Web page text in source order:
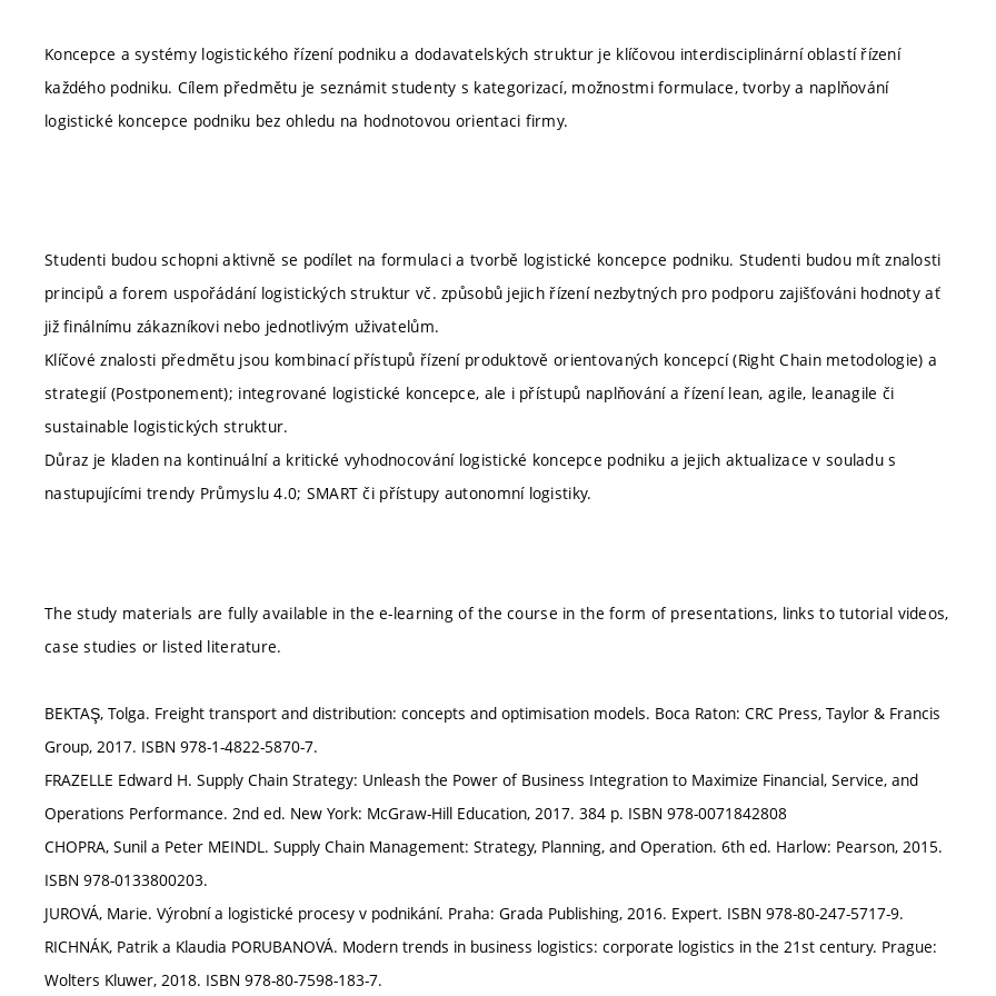
Koncepce a systémy logistického řízení podniku a dodavatelských struktur je klíčovou interdisciplinární oblastí řízení
každého podniku. Cílem předmětu je seznámit studenty s kategorizací, možnostmi formulace, tvorby a naplňování
logistické koncepce podniku bez ohledu na hodnotovou orientaci firmy.
Studenti budou schopni aktivně se podílet na formulaci a tvorbě logistické koncepce podniku. Studenti budou mít znalosti
principů a forem uspořádání logistických struktur vč. způsobů jejich řízení nezbytných pro podporu zajišťováni hodnoty ať
již finálnímu zákazníkovi nebo jednotlivým uživatelům.
Klíčové znalosti předmětu jsou kombinací přístupů řízení produktově orientovaných koncepcí (Right Chain metodologie) a
strategií (Postponement); integrované logistické koncepce, ale i přístupů naplňování a řízení lean, agile, leanagile či
sustainable logistických struktur.
Důraz je kladen na kontinuální a kritické vyhodnocování logistické koncepce podniku a jejich aktualizace v souladu s
nastupujícími trendy Průmyslu 4.0; SMART či přístupy autonomní logistiky.
The study materials are fully available in the e-learning of the course in the form of presentations, links to tutorial videos,
case studies or listed literature.
BEKTAŞ, Tolga. Freight transport and distribution: concepts and optimisation models. Boca Raton: CRC Press, Taylor & Francis
Group, 2017. ISBN 978-1-4822-5870-7.
FRAZELLE Edward H. Supply Chain Strategy: Unleash the Power of Business Integration to Maximize Financial, Service, and
Operations Performance. 2nd ed. New York: McGraw-Hill Education, 2017. 384 p. ISBN 978-0071842808
CHOPRA, Sunil a Peter MEINDL. Supply Chain Management: Strategy, Planning, and Operation. 6th ed. Harlow: Pearson, 2015.
ISBN 978-0133800203.
JUROVÁ, Marie. Výrobní a logistické procesy v podnikání. Praha: Grada Publishing, 2016. Expert. ISBN 978-80-247-5717-9.
RICHNÁK, Patrik a Klaudia PORUBANOVÁ. Modern trends in business logistics: corporate logistics in the 21st century. Prague:
Wolters Kluwer, 2018. ISBN 978-80-7598-183-7.